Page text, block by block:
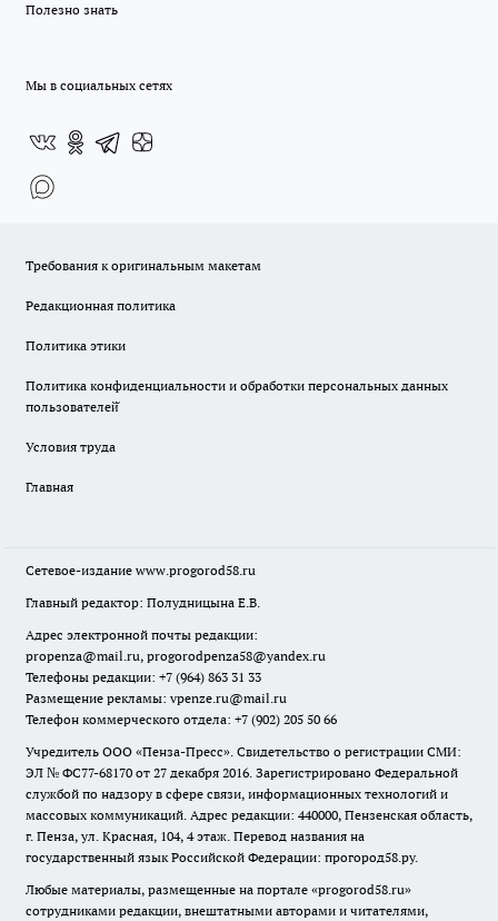
Полезно знать
Мы в социальных сетях
Требования к оригинальным макетам
Редакционная политика
Политика этики
Политика конфиденциальности и обработки персональных данных
пользователей̆
Условия труда
Главная
Сетевое-издание www.progorod58.ru
Главный редактор: Полудницына Е.В.
Адрес электронной почты редакции:
propenza@mail.ru, progorodpenza58@yandex.ru
Телефоны редакции: +7 (964) 863 31 33
Размещение рекламы: vpenze.ru@mail.ru
Телефон коммерческого отдела: +7 (902) 205 50 66
Учредитель ООО «Пенза-Пресс». Свидетельство о регистрации СМИ:
ЭЛ № ФС77-68170 от 27 декабря 2016. Зарегистрировано Федеральной
службой по надзору в сфере связи, информационных технологий и
массовых коммуникаций. Адрес редакции: 440000, Пензенская область,
г. Пенза, ул. Красная, 104, 4 этаж. Перевод названия на
государственный язык Российской Федерации: прогород58.ру.
Любые материалы, размещенные на портале «progorod58.ru»
сотрудниками редакции, внештатными авторами и читателями,